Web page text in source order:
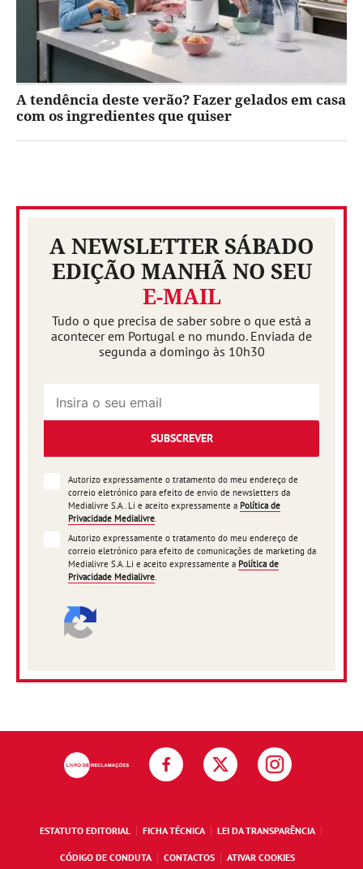
A tendência deste verão? Fazer gelados em casa
com os ingredientes que quiser
A NEWSLETTER SÁBADO
EDIÇÃO MANHÃ NO SEU
E-MAIL
Tudo o que precisa de saber sobre o que está a
acontecer em Portugal e no mundo. Enviada de
segunda a domingo às 10h30
SUBSCREVER
Autorizo expressamente o tratamento do meu endereço de
correio eletrónico para efeito de envio de newsletters da
Medialivre S.A.. Li e aceito expressamente a Política de
Privacidade Medialivre.
Autorizo expressamente o tratamento do meu endereço de
correio eletrónico para efeito de comunicações de marketing da
Medialivre S.A..Li e aceito expressamente a Política de
Privacidade Medialivre.
ESTATUTO EDITORIAL FICHA TÉCNICA LEI DA TRANSPARÊNCIA
CÓDIGO DE CONDUTA CONTACTOS ATIVAR COOKIES